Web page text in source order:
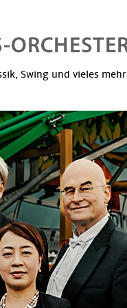
Swing und vieles mehr